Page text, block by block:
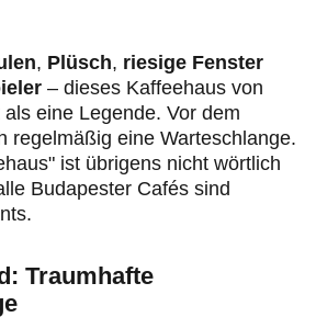
, Plüsch, riesige Fenster
– dieses Kaffeehaus von
eine Legende. Vor dem
regelmäßig eine Warteschlange.
ist übrigens nicht wörtlich
Budapester Cafés sind
Traumhafte